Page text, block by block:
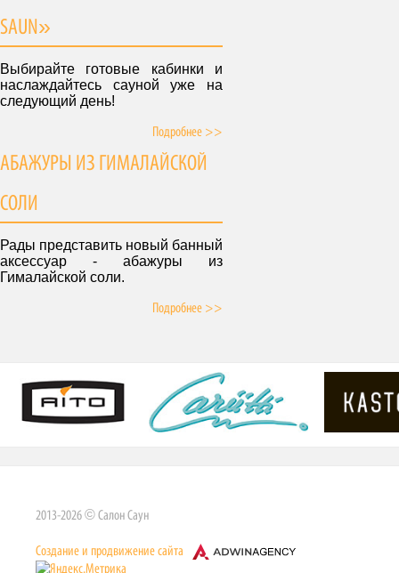
SAUN»
Выбирайте готовые кабинки и
наслаждайтесь сауной уже на
следующий день!
Подробнее >>
АБАЖУРЫ ИЗ ГИМАЛАЙСКОЙ
СОЛИ
Рады представить новый банный
аксессуар - абажуры из
Гималайской соли.
Подробнее >>
2013-2026 © Салон Саун
Cоздание и продвижение сайта